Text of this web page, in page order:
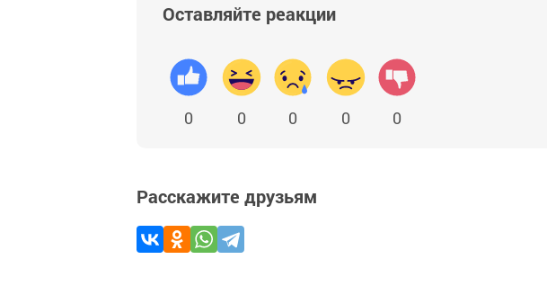
Оставляйте реакции
0 0 0 0 0
Расскажите друзьям